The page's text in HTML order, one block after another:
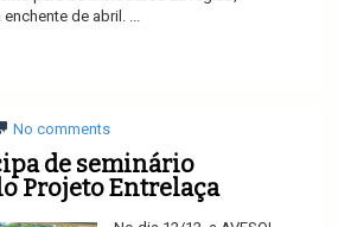
de abril. ...
No comments
de seminário
Projeto Entrelaça